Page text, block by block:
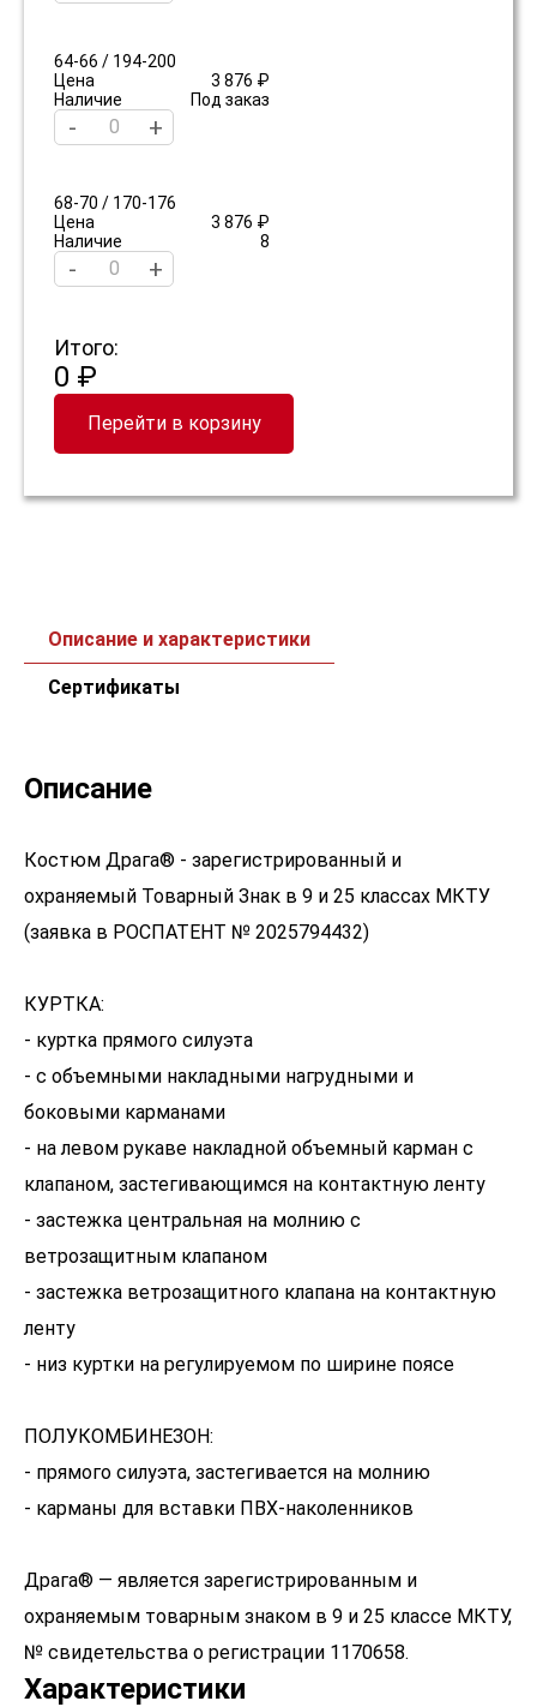
64-66 / 194-200
Цена
3 876 ₽
Наличие
Под заказ
- +
68-70 / 170-176
Цена
3 876 ₽
Наличие
8
- +
Итого:
0 ₽
Перейти в корзину
Описание и характеристики
Сертификаты
Описание
Костюм Драга® - зарегистрированный и
охраняемый Товарный Знак в 9 и 25 классах МКТУ
(заявка в РОСПАТЕНТ № 2025794432)
КУРТКА:
- куртка прямого силуэта
- с объемными накладными нагрудными и
боковыми карманами
- на левом рукаве накладной объемный карман с
клапаном, застегивающимся на контактную ленту
- застежка центральная на молнию с
ветрозащитным клапаном
- застежка ветрозащитного клапана на контактную
ленту
- низ куртки на регулируемом по ширине поясе
ПОЛУКОМБИНЕЗОН:
- прямого силуэта, застегивается на молнию
- карманы для вставки ПВХ-наколенников
Драга® — является зарегистрированным и
охраняемым товарным знаком в 9 и 25 классе МКТУ,
№ свидетельства о регистрации 1170658.
Характеристики